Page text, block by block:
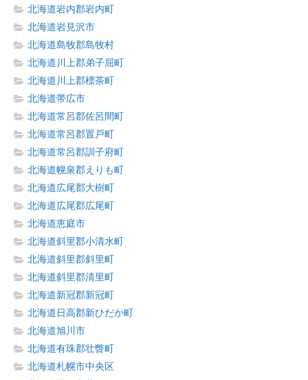
北海道岩内郡岩内町
北海道岩見沢市
北海道島牧郡島牧村
北海道川上郡弟子屈町
北海道川上郡標茶町
北海道帯広市
北海道常呂郡佐呂間町
北海道常呂郡置戸町
北海道常呂郡訓子府町
北海道幌泉郡えりも町
北海道広尾郡大樹町
北海道広尾郡広尾町
北海道恵庭市
北海道斜里郡小清水町
北海道斜里郡斜里町
北海道斜里郡清里町
北海道新冠郡新冠町
北海道日高郡新ひだか町
北海道旭川市
北海道有珠郡壮瞥町
北海道札幌市中央区